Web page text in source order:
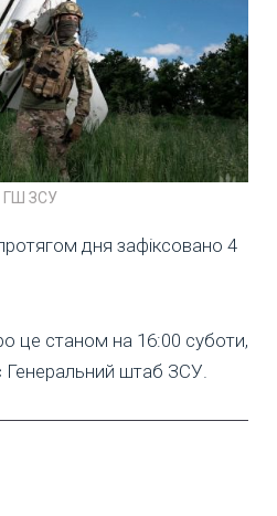
ГШ ЗСУ
дня зафіксовано 4
це станом на 16:00 суботи,
Генеральний штаб ЗСУ.